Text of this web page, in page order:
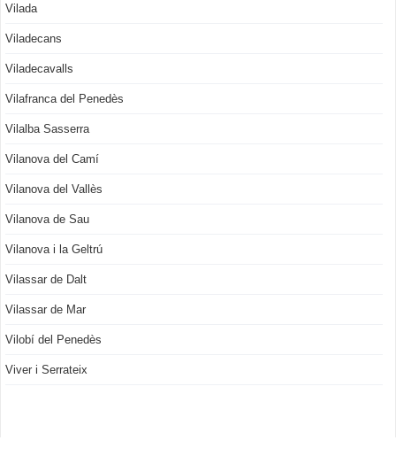
Vilada
Viladecans
Viladecavalls
Vilafranca del Penedès
Vilalba Sasserra
Vilanova del Camí
Vilanova del Vallès
Vilanova de Sau
Vilanova i la Geltrú
Vilassar de Dalt
Vilassar de Mar
Vilobí del Penedès
Viver i Serrateix